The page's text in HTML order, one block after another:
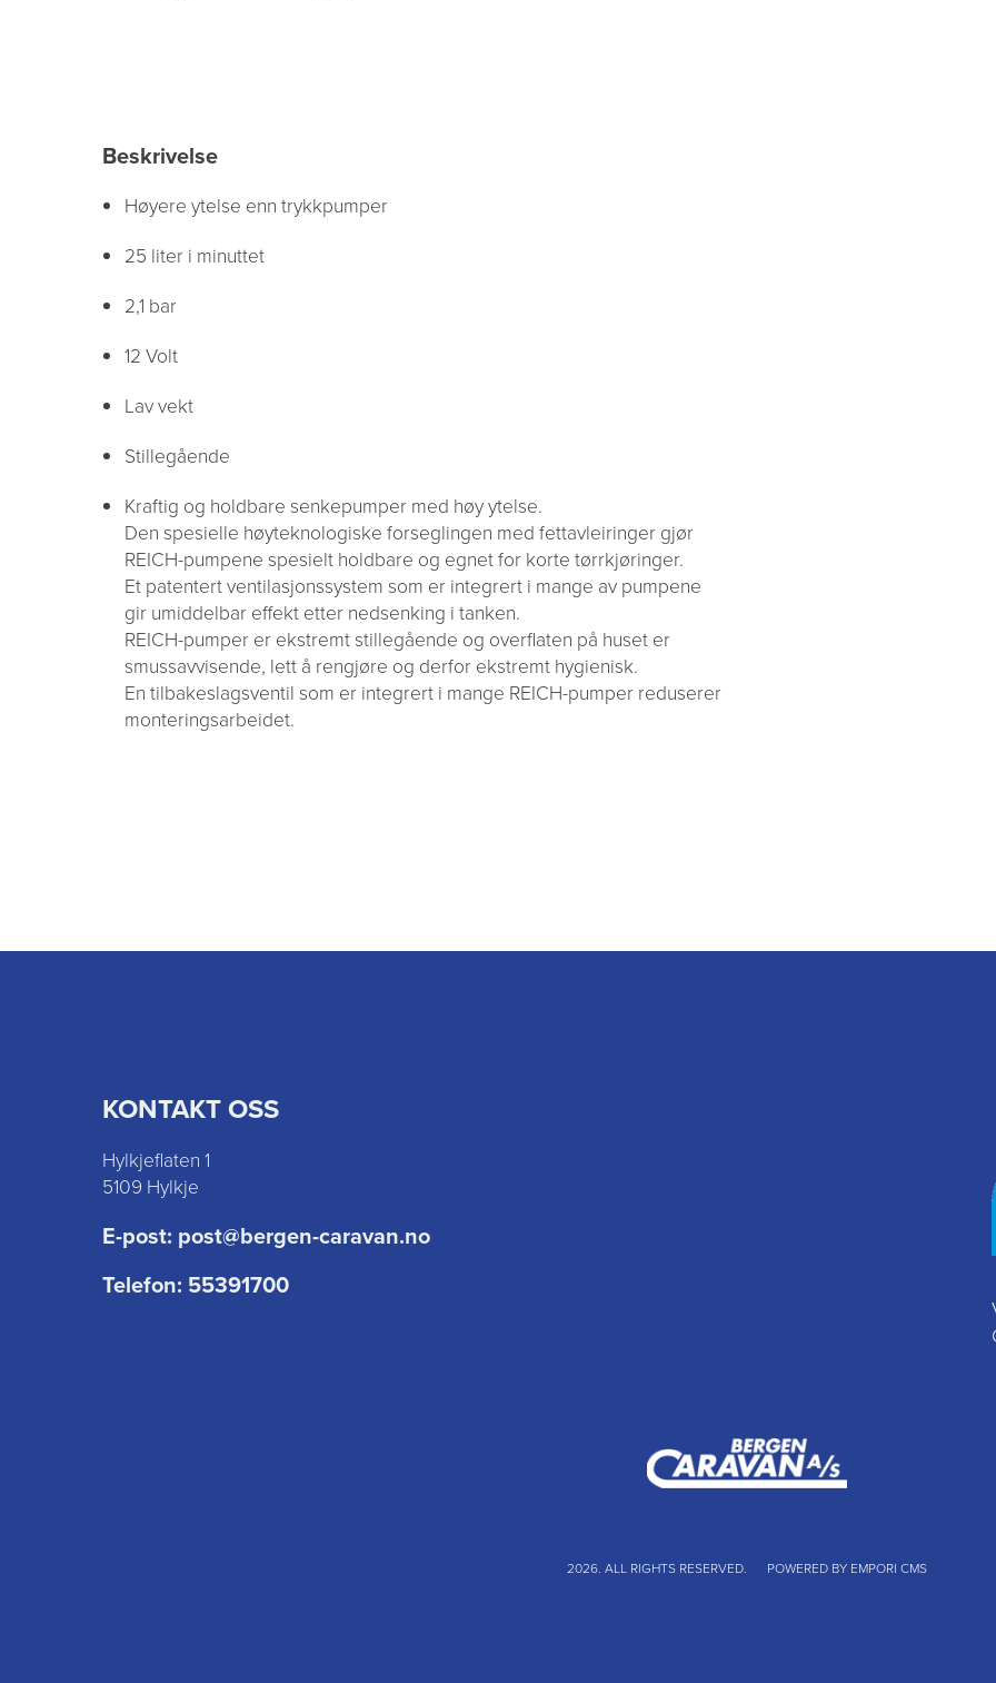
Beskrivelse
Høyere ytelse enn trykkpumper
25 liter i minuttet
2,1 bar
12 Volt
Lav vekt
Stillegående
Kraftig og holdbare senkepumper med høy ytelse.
Den spesielle høyteknologiske forseglingen med fettavleiringer gjør
REICH-pumpene spesielt holdbare og egnet for korte tørrkjøringer.
Et patentert ventilasjonssystem som er integrert i mange av pumpene
gir umiddelbar effekt etter nedsenking i tanken.
REICH-pumper er ekstremt stillegående og overflaten på huset er
smussavvisende, lett å rengjøre og derfor ekstremt hygienisk.
En tilbakeslagsventil som er integrert i mange REICH-pumper reduserer
monteringsarbeidet.
KONTAKT OSS
Hylkjeflaten 1
5109 Hylkje
E-post: post@bergen-caravan.no
Telefon: 55391700
2026. ALL RIGHTS RESERVED. POWERED BY EMPORI CMS